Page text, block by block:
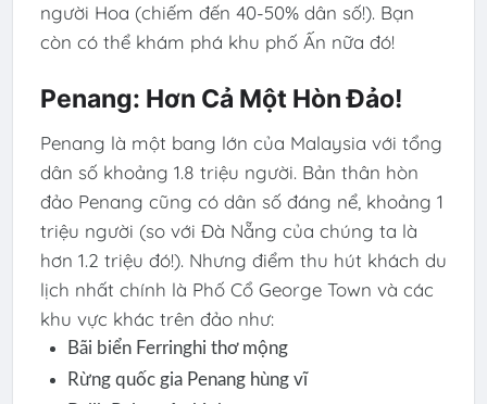
người Hoa (chiếm đến 40-50% dân số!). Bạn
còn có thể khám phá khu phố Ấn nữa đó!
Penang: Hơn Cả Một Hòn Đảo!
Penang là một bang lớn của Malaysia với tổng
dân số khoảng 1.8 triệu người. Bản thân hòn
đảo Penang cũng có dân số đáng nể, khoảng 1
triệu người (so với Đà Nẵng của chúng ta là
hơn 1.2 triệu đó!). Nhưng điểm thu hút khách du
lịch nhất chính là Phố Cổ George Town và các
khu vực khác trên đảo như:
Bãi biển Ferringhi thơ mộng
Rừng quốc gia Penang hùng vĩ